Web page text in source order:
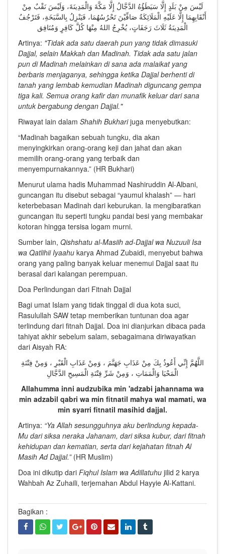
لَيْسَ مِنْ بَلَدٍ إِلَّا سَيَطَؤُهُ الدَّجَّالُ إِلَّا مَكَّةَ وَالْمَدِينَةَ، وَلَيْسَ نَقْبٌ مِنْ
أَنْقَابِهِمَا إِلَّا عَلَيْهِ الْمَلَائِكَةُ صَافِّيْنَ تَحْرُسُهُمَا، فَيَنْزِلُ بِالسَّبَخَةِ، فَتَرْجُفُ
الْمَدِينَةُ ثَلَاثَ رَجَفَاتٍ، يُخْرِجُ اللهُ مِنْهَا كُلَّ كَافِرٍ وَمُنَافِق
Artinya: "Tidak ada satu daerah pun yang tidak dimasuki
Dajjal, selain Makkah dan Madinah. Tidak ada satu jalan
pun di Madinah melainkan di sana ada malaikat yang
berbaris menjaganya, sehingga ketika Dajjal berhenti di
tanah yang lembab kemudian Madinah diguncang gempa
tiga kali. Semua orang kafir dan munafik keluar dari sana
untuk bergabung dengan Dajjal."
Riwayat lain dalam Shahih Bukharijuga menyebutkan:
“Madinah bagaikan sebuah tungku, dia akan
menyingkirkan orang-orang keji dan jahat dan akan
memilih orang-orang yang terbaik dan
menyempurnakannya.” (HR Bukhari)
Menurut ulama hadis Muhammad Nashiruddin Al-Albani,
guncangan itu disebut sebagai “yaumul khalash” — hari
keterbebasan Madinah dari keburukan. Ia mengibaratkan
guncangan itu seperti tungku pandai besi yang membakar
kotoran hingga tersisa logam murni.
Sumber lain, Qishshatu al-Masiih ad-Dajjal wa Nuzuuli Isa
wa Qatlihii Iyaahu karya Ahmad Zubaidi, menyebut bahwa
orang yang paling banyak keluar menemui Dajjal saat itu
berasal dari kalangan perempuan.
Doa Perlindungan dari Fitnah Dajjal
Bagi umat Islam yang tidak tinggal di dua kota suci,
Rasulullah SAW tetap memberikan tuntunan doa agar
terlindung dari fitnah Dajjal. Doa ini dianjurkan dibaca pada
tahiyat akhir sebelum salam, sebagaimana diriwayatkan
dari Aisyah RA:
اللَّهُمَّ إِنِّي أَعُوذُ بِكَ مِنْ عَذَابِ جَهَنَّمَ ، وَمِنْ عَذَابِ الْقَبْرِ ، وَمِنْ فِتْنَةِ
الْمَحْيَا وَالْمَمَاتِ ، وَمِنْ شَرِّ فِتْنَةِ الْمَسِيحِ الدَّجَّالِ
Allahumma inni audzubika min 'adzabi jahannama wa
min adzabil qabri wa min fitnatil mahya wal mamati, wa
min syarri fitnatil masihid dajjal.
Artinya: “Ya Allah sesungguhnya aku berlindung kepada-
Mu dari siksa neraka Jahanam, dari siksa kubur, dari fitnah
kehidupan dan kematian, serta dari kejahatan fitnah Al
Masih Ad Dajjal.”(HR Muslim)
Doa ini dikutip dari Fiqhul Islam wa Adillatuhu jilid 2 karya
Wahbah Az Zuhaili, terjemahan Abdul Hayyie Al-Kattani.
Bagikan :